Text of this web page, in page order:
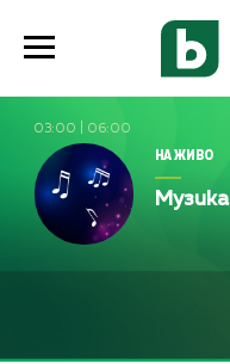
03:00 06:00
НА ЖИВО
Музика